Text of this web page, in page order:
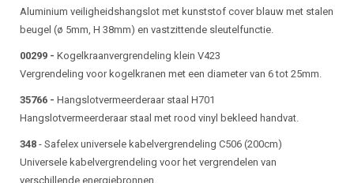
Aluminium veiligheidshangslot met kunststof cover blauw met stalen
beugel (ø 5mm, H 38mm) en vastzittende sleutelfunctie.
00299 - Kogelkraanvergrendeling klein V423
Vergrendeling voor kogelkranen met een diameter van 6 tot 25mm.
35766 - Hangslotvermeerderaar staal H701
Hangslotvermeerderaar staal met rood vinyl bekleed handvat.
348 - Safelex universele kabelvergrendeling C506 (200cm)
Universele kabelvergrendeling voor het vergrendelen van
verschillende energiebronnen.